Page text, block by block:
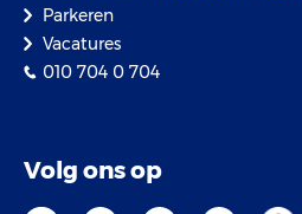
Parkeren
Vacatures
010 704 0 704
Volg ons op